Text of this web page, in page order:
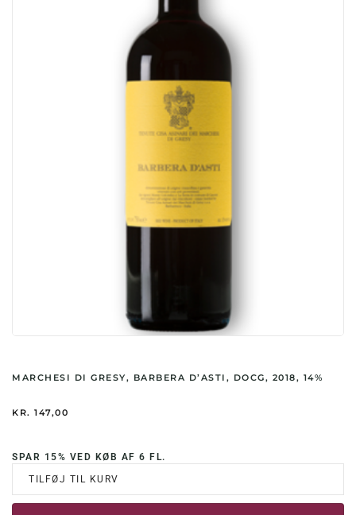
MARCHESI DI GRESY, BARBERA D’ASTI, DOCG, 2018, 14%
KR. 147,00
SPAR 15% VED KØB AF 6 FL.
TILFØJ TIL KURV